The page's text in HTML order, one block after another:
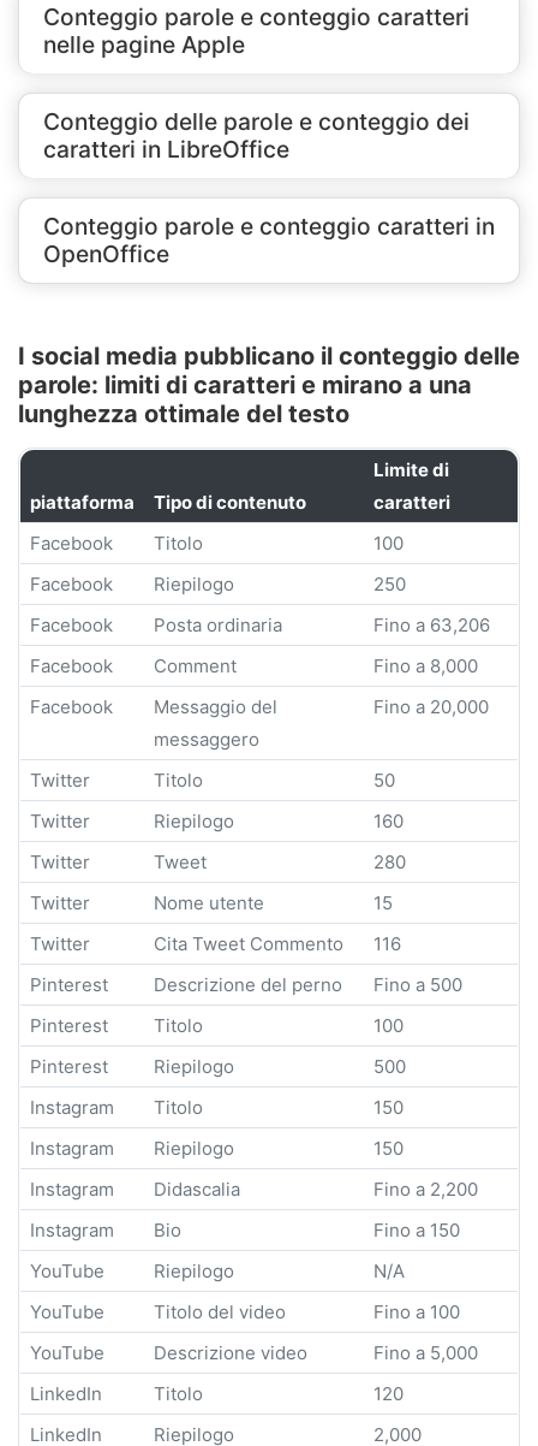
Conteggio parole e conteggio caratteri
nelle pagine Apple
Conteggio delle parole e conteggio dei
caratteri in LibreOffice
Conteggio parole e conteggio caratteri in
OpenOffice
I social media pubblicano il conteggio delle
parole: limiti di caratteri e mirano a una
lunghezza ottimale del testo
piattaforma Tipo di contenuto
Limite di
caratteri
Facebook
Titolo
100
Facebook
Riepilogo
250
Facebook
Posta ordinaria
Fino a 63,206
Facebook
Comment
Fino a 8,000
Facebook
Messaggio del
messaggero
Fino a 20,000
Twitter Titolo
50
Twitter
Riepilogo
160
Twitter
Tweet
280
Twitter
Nome utente
15
Twitter
Cita Tweet Commento
116
Pinterest
Descrizione del perno
Fino a 500
Pinterest
Titolo
100
Pinterest
Riepilogo
500
Instagram
Titolo
150
Instagram
Riepilogo
150
Instagram
Didascalia
Fino a 2,200
Instagram
Bio
Fino a 150
YouTube
Riepilogo
N/A
YouTube
Titolo del video
Fino a 100
YouTube
Descrizione video
Fino a 5,000
LinkedIn
Titolo
120
LinkedIn
Riepilogo
2,000